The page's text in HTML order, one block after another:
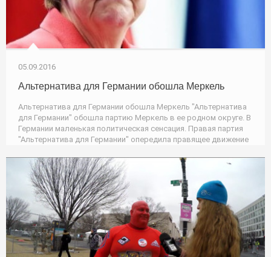
05.09.2016
Альтернатива для Германии обошла Меркель
Альтернатива для Германии обошла Меркель "Альтернатива
для Германии" обошла партию Меркель в ее родном округе. В
Германии маленькая политическая сенсация. Правая партия
"Альтернатива для Германии" опередила правящее движение